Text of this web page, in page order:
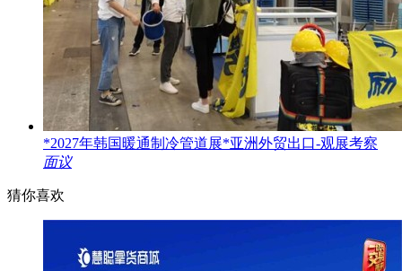
*2027年韩国暖通制冷管道展*亚洲外贸出口-观展考察
面议
猜你喜欢